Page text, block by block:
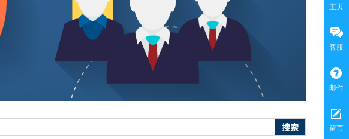
搜索
主页
客服
邮件
留言